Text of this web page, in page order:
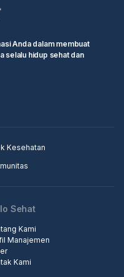
untuk membuat
klinik terjadwal, pergi ke
pemesanan
Anda dalam membuat
selalu hidup sehat dan
Kesehatan
Sehat
Kami
Manajemen
Kami